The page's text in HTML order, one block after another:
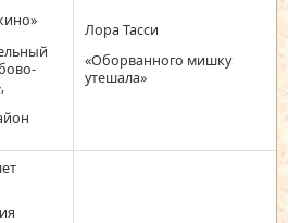
Лора Тасси
«Оборванного мишку
утешала»